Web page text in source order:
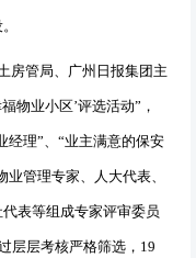
房管局、广州日报集团主
物业小区’评选活动” ，
经理”、 “业主满意的保安
业管理专家、人大代表、
表等组成专家评审委员
层层考核严格筛选， 19